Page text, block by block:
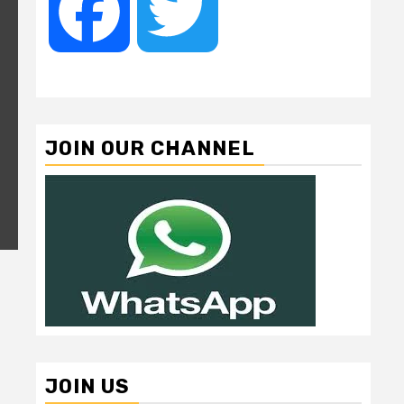
Facebook
JOIN OUR CHANNEL
JOIN US